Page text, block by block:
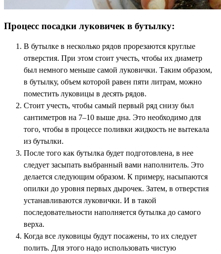
Процесс посадки луковичек в бутылку:
В бутылке в несколько рядов прорезаются круглые
отверстия. При этом стоит учесть, чтобы их диаметр
был немного меньше самой луковички. Таким образом,
в бутылку, объем которой равен пяти литрам, можно
поместить луковицы в десять рядов.
Стоит учесть, чтобы самый первый ряд снизу был
сантиметров на 7–10 выше дна. Это необходимо для
того, чтобы в процессе поливки жидкость не вытекала
из бутылки.
После того как бутылка будет подготовлена, в нее
следует засыпать выбранный вами наполнитель. Это
делается следующим образом. К примеру, насыпаются
опилки до уровня первых дырочек. Затем, в отверстия
устанавливаются луковички. И в такой
последовательности наполняется бутылка до самого
верха.
Когда все луковицы будут посажены, то их следует
полить. Для этого надо использовать чистую